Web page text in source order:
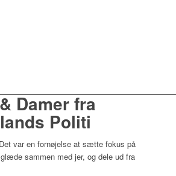
Damer fra
Politi
var en fornøjelse at sætte fokus på
sammen med jer, og dele ud fra